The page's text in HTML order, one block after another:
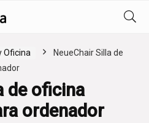
Oficina
NeueChair Silla de
de oficina
ordenador